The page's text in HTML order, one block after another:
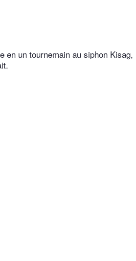
en un tournemain au siphon Kisag,